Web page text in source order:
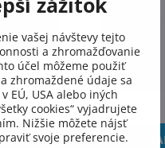
ZOBRAZIŤ PDF VERZIU
vašej návštevy tejto
a zhromažďovanie
účel môžeme použiť
zhromaždené údaje sa
EÚ, USA alebo iných
cookies“ vyjadrujete
Nižšie môžete nájsť
svoje preferencie.